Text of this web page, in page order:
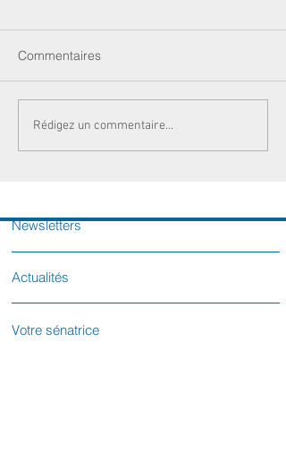
Commentaires
Rédigez un commentaire...
Newsletters
Actualités
Votre sénatrice